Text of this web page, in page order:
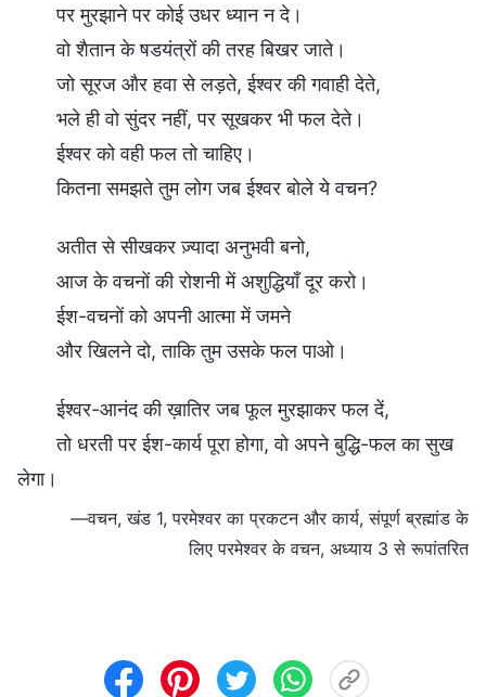
पर मुरझाने पर कोई उधर ध्यान न दे।
वो शैतान के षडयंत्रों की तरह बिखर जाते।
जो सूरज और हवा से लड़ते, ईश्वर की गवाही देते,
भले ही वो सुंदर नहीं, पर सूखकर भी फल देते।
ईश्वर को वही फल तो चाहिए।
कितना समझते तुम लोग जब ईश्वर बोले ये वचन?
अतीत से सीखकर ज़्यादा अनुभवी बनो,
आज के वचनों की रोशनी में अशुद्धियाँ दूर करो।
ईश-वचनों को अपनी आत्मा में जमने
और खिलने दो, ताकि तुम उसके फल पाओ।
ईश्वर-आनंद की ख़ातिर जब फूल मुरझाकर फल दें,
तो धरती पर ईश-कार्य पूरा होगा, वो अपने बुद्धि-फल का सुख
लेगा।
—वचन, खंड 1, परमेश्वर का प्रकटन और कार्य, संपूर्ण ब्रह्मांड के
लिए परमेश्वर के वचन, अध्याय 3 से रूपांतरित